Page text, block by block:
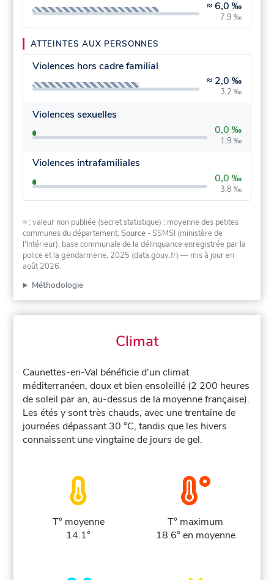
≈6,0 ‰
7,9 ‰
ATTEINTES AUX PERSONNES
Violences hors cadre familial
≈ 2,0 ‰
3,2 ‰
Violences sexuelles
0,0 ‰
1,9 ‰
Violences intrafamiliales
0,0 ‰
3,8 ‰
≈ : valeur non publiée (secret statistique) : moyenne des petites
communes du département.Source - SSMSI (ministère de
l'Intérieur), base communale de la délinquance enregistrée par la
police et la gendarmerie, 2025 (data.gouv.fr) — mis à jour en
août 2026.
Méthodologie
Climat
Caunettes-en-Val bénéficie d'un climat
méditerranéen, doux et bien ensoleillé (2 200 heures
de soleil par an, au-dessus de la moyenne française).
Les étés y sont très chauds, avec une trentaine de
journées dépassant 30 °C, tandis que les hivers
connaissent une vingtaine de jours de gel.
T° moyenne
14.1°
T° maximum
18.6° en moyenne